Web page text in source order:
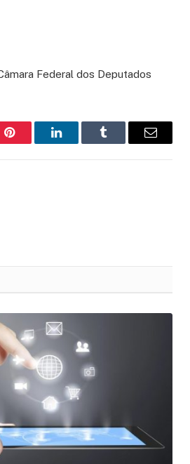
Federal dos Deputados
Pinterest LinkedInTumblr Email